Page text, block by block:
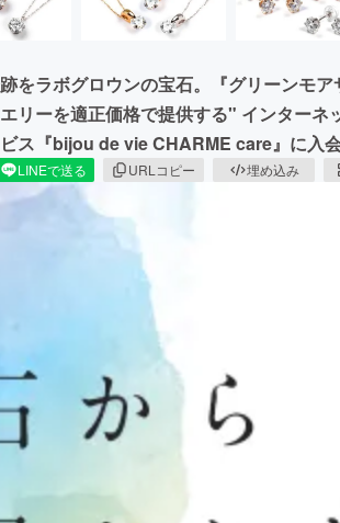
をラボグロウンの宝石。『グリーンモ
リーを適正価格で提供する" インター
ス『bijou de vie CHARME care』に入
LINEで送る URLコピー 埋め込み